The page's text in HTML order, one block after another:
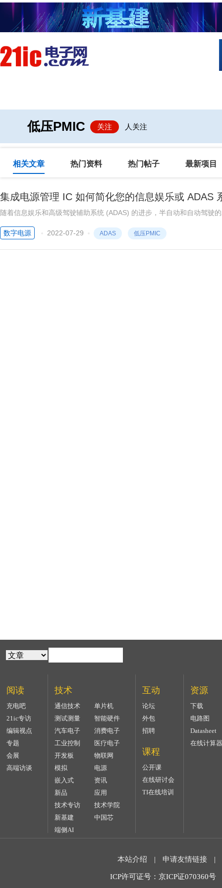
低压PMIC 关注 人关注
相关文章 热门资料 热门帖子 最新项目
集成电源管理 IC 如何简化您的信息娱乐或 ADAS
随着信息娱乐和高级驾驶辅助系统 (ADAS) 的进步，半自动和自动驾驶
播、GPS 和移动设备连接以及备用摄像头，曾经只为高端汽车保留的系
数字电源
2022-07-29 ADAS 低压PMIC
阅读
充电吧
21ic专访
编辑视点
专题
会展
高端访谈
技术
通信技术
单片机
测试测量
智能硬件
汽车电子
消费电子
工业控制
医疗电子
开发板
物联网
模拟
电源
嵌入式
资讯
新品
应用
技术专访
技术学院
新基建
中国芯
端侧AI
互动
论坛
外包
招聘
课程
公开课
在线研讨会
TI在线培训
资源
下载
电路图
Datasheet
在线计算器
本站介绍 | 申请友情链接 |
ICP许可证号：京ICP证070360